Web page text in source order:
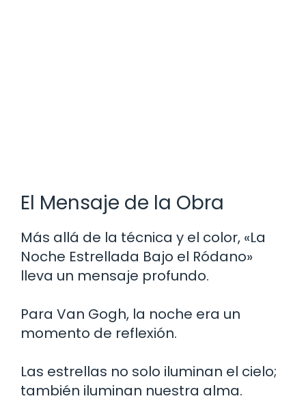
El Mensaje de la Obra
Más allá de la técnica y el color, «La
Noche Estrellada Bajo el Ródano»
lleva un mensaje profundo.
Para Van Gogh, la noche era un
momento de reflexión.
Las estrellas no solo iluminan el cielo;
también iluminan nuestra alma.